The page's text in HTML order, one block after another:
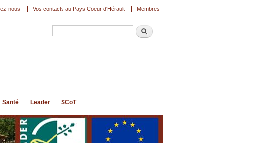
Recherche
Santé Leader SCoT
nous Vos contacts au Pays Coeur d'Hérault Membres